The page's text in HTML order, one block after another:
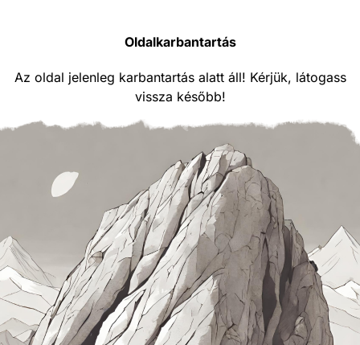
Oldalkarbantartás
Az oldal jelenleg karbantartás alatt áll! Kérjük, látogass
vissza később!